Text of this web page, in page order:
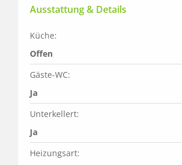
Ausstattung & Details
Küche:
Offen
Gäste-WC:
Ja
Unterkellert:
Ja
Heizungsart: